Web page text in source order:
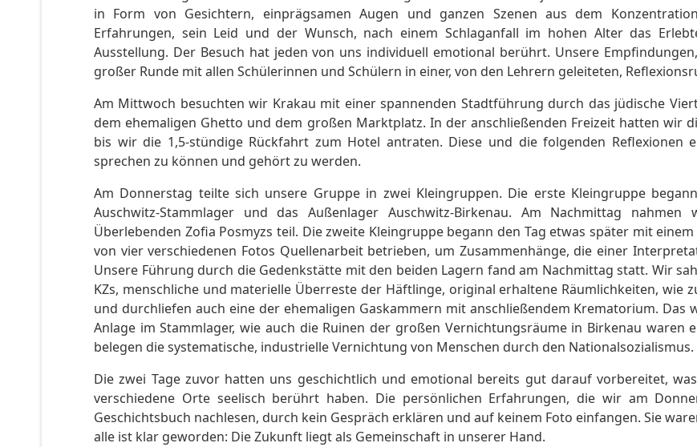
in Form von Gesichtern, einprägsamen Augen und ganzen Szenen aus dem
Erfahrungen, sein Leid und der Wunsch, nach einem Schlaganfall im hohen Alter das
Ausstellung. Der Besuch hat jeden von uns individuell emotional berührt. Unsere
großer Runde mit allen Schülerinnen und Schülern in einer, von den Lehrern geleiteten,
Am Mittwoch besuchten wir Krakau mit einer spannenden Stadtführung durch das jüdische
dem ehemaligen Ghetto und dem großen Marktplatz. In der anschließenden Freizeit hatten wir
bis wir die 1,5-stündige Rückfahrt zum Hotel antraten. Diese und die folgenden Reflexionen
sprechen zu können und gehört zu werden.
Am Donnerstag teilte sich unsere Gruppe in zwei Kleingruppen. Die erste Kleingruppe
Auschwitz-Stammlager und das Außenlager Auschwitz-Birkenau. Am Nachmittag
Überlebenden Zofia Posmyzs teil. Die zweite Kleingruppe begann den Tag etwas später mit
von vier verschiedenen Fotos Quellenarbeit betrieben, um Zusammenhänge, die einer
Unsere Führung durch die Gedenkstätte mit den beiden Lagern fand am Nachmittag statt. Wir
KZs, menschliche und materielle Überreste der Häftlinge, original erhaltene Räumlichkeiten, wie
und durchliefen auch eine der ehemaligen Gaskammern mit anschließendem Krematorium. Das
Anlage im Stammlager, wie auch die Ruinen der großen Vernichtungsräume in Birkenau waren
belegen die systematische, industrielle Vernichtung von Menschen durch den Nationalsozialismus.
Die zwei Tage zuvor hatten uns geschichtlich und emotional bereits gut darauf vorbereitet,
verschiedene Orte seelisch berührt haben. Die persönlichen Erfahrungen, die wir am
Geschichtsbuch nachlesen, durch kein Gespräch erklären und auf keinem Foto einfangen. Sie
alle ist klar geworden: Die Zukunft liegt als Gemeinschaft in unserer Hand.